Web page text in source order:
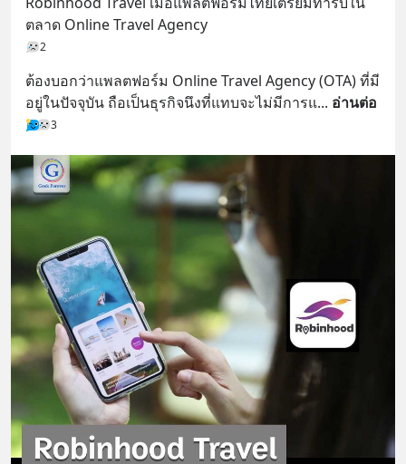
ตลาด Online Travel Agency
2
ต้องบอกว่าแพลตฟอร์ม Online Travel Agency (OTA) ที่มี
อยู่ในปัจจุบัน ถือเป็นธุรกิจนึงที่แทบจะไม่มีการแ... อ่านต่อ
3